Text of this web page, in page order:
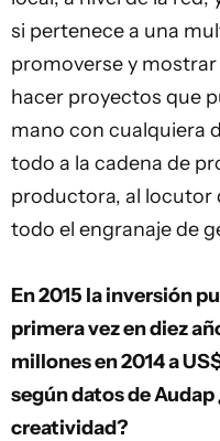
si pertenece a una
promoverse y
hacer proyectos que
mano con cualquiera
todo a la cadena de
productora, al locutor
todo el engranaje de
En 2015 la inversión
primera vez en diez
millones en 2014 a
según datos de
creatividad?